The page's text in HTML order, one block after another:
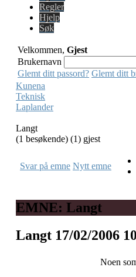
Regler
Hjelp
Søk
Velkommen, Gjest
Brukernavn
Glemt ditt passord? Glemt ditt
Kunena
Teknisk
Laplander
Langt
(1 besøkende) (1) gjest
Svar på emne Nytt emne
EMNE: Langt
Langt 17/02/2006
Noen